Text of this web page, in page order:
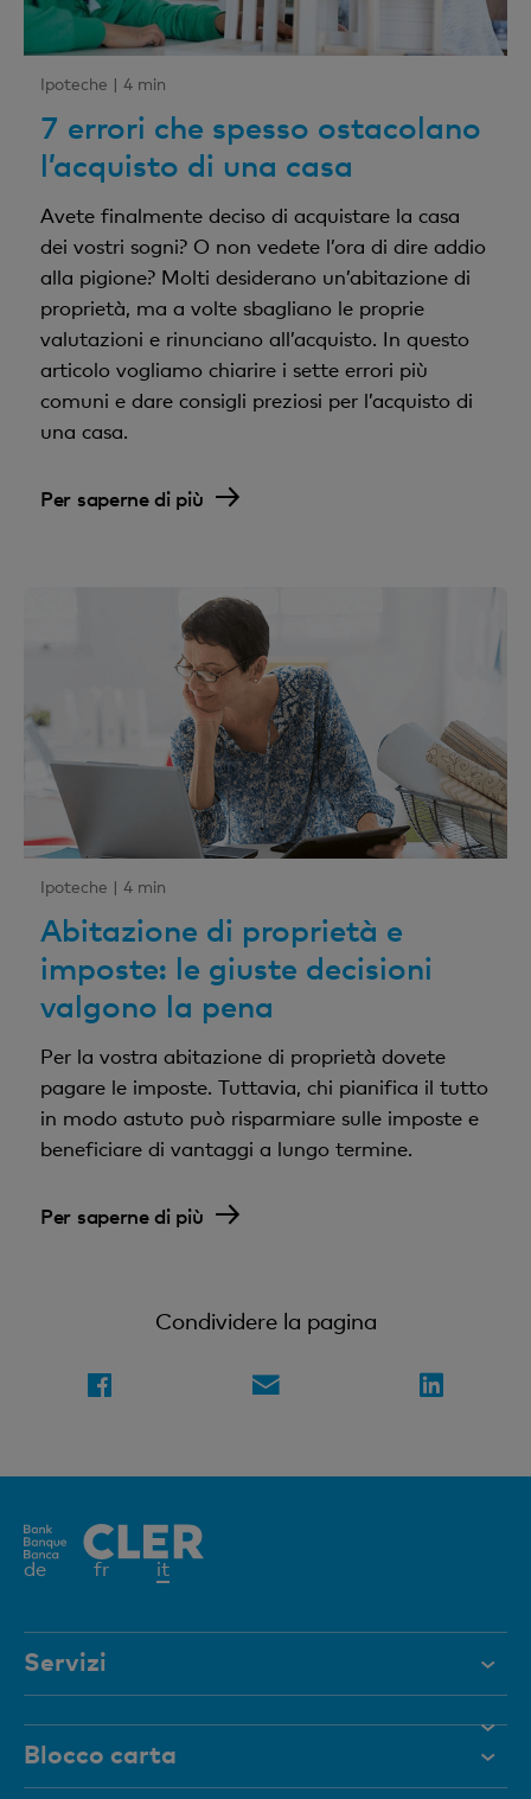
Ipoteche | 4 min
7 errori che spesso ostacolano
l’acquisto di una casa
Avete finalmente deciso di acquistare la casa
dei vostri sogni? O non vedete l’ora di dire addio
alla pigione? Molti desiderano un’abitazione di
proprietà, ma a volte sbagliano le proprie
valutazioni e rinunciano all’acquisto. In questo
articolo vogliamo chiarire i sette errori più
comuni e dare consigli preziosi per l’acquisto di
una casa.
Per saperne di più
Ipoteche | 4 min
Abitazione di proprietà e
imposte: le giuste decisioni
valgono la pena
Per la vostra abitazione di proprietà dovete
pagare le imposte. Tuttavia, chi pianifica il tutto
in modo astuto può risparmiare sulle imposte e
beneficiare di vantaggi a lungo termine.
Per saperne di più
Condividere la pagina
de fr itElemento
Servizi
Documenti
Blocco carta